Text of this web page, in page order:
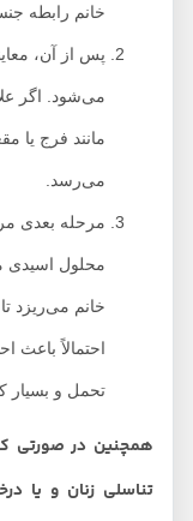
خانم رابطه جنسی
پس از آن، معاینه
می‌شود. اگر
مانند فرج یا مقعد
می‌رسد.
مرحله بعدی
محلول اسیدی
خانم می‌ریزد تا
احتمالاً باعث
تحمل و بسیار کمک
همچنین در صورتی که
تناسلی زنان و یا